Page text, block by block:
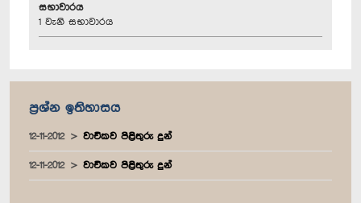
සභාවාරය
1 වැනි සභාවාරය
ප්‍රශ්න ඉතිහාසය
12-11-2012 වාචිකව පිළිතුරු දුන්
12-11-2012 වාචිකව පිළිතුරු දුන්